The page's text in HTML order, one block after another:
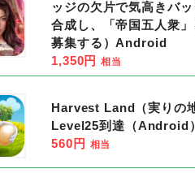
ッジの欠片で気高きバッ
合成し、「帝国五人衆」
募集する）Android
1,350円 相当
Harvest Land（実りの
Level25到達（Android）
560円 相当